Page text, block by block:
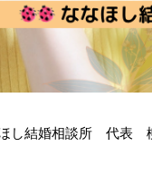
ほし結婚相談所 代表